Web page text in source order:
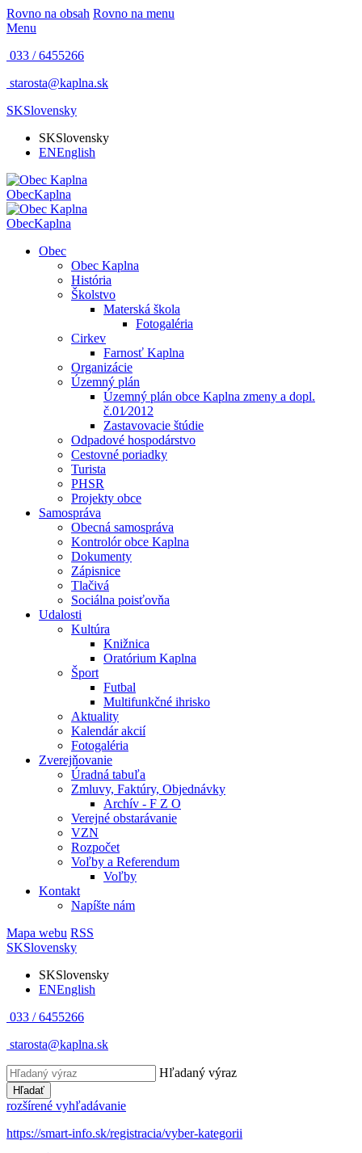
Rovno na obsah Rovno na menu
Menu
033 / 6455266
starosta@kaplna.sk
SKSlovensky
SKSlovensky
ENEnglish
ObecKaplna
ObecKaplna
Obec
Obec Kaplna
História
Školstvo
Materská škola
Fotogaléria
Cirkev
Farnosť Kaplna
Organizácie
Územný plán
Územný plán obce Kaplna zmeny a dopl.
č.01⁄2012
Zastavovacie štúdie
Odpadové hospodárstvo
Cestovné poriadky
Turista
PHSR
Projekty obce
Samospráva
Obecná samospráva
Kontrolór obce Kaplna
Dokumenty
Zápisnice
Tlačivá
Sociálna poisťovňa
Udalosti
Kultúra
Knižnica
Oratórium Kaplna
Šport
Futbal
Multifunkčné ihrisko
Aktuality
Kalendár akcií
Fotogaléria
Zverejňovanie
Úradná tabuľa
Zmluvy, Faktúry, Objednávky
Archív - F Z O
Verejné obstarávanie
VZN
Rozpočet
Voľby a Referendum
Voľby
Kontakt
Napíšte nám
Mapa webu RSS
SKSlovensky
SKSlovensky
ENEnglish
033 / 6455266
starosta@kaplna.sk
Hľadaný výraz
Hľadať
rozšírené vyhľadávanie
https://smart-info.sk/registracia/vyber-kategorii